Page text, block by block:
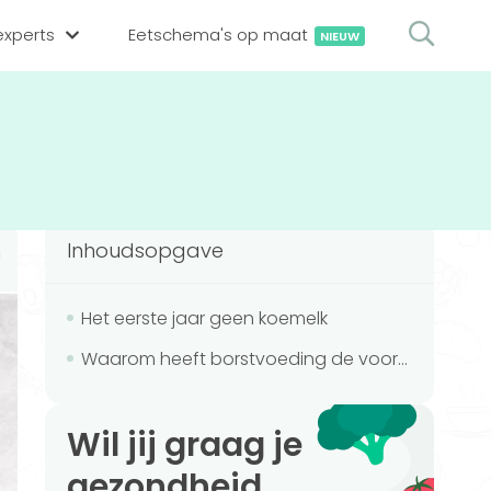
aanmelden
Eetschema's op maat NIEUW
Inhoudsopgave
Het eerste jaar geen koemelk
Waarom heeft borstvoeding de voorkeur?
Wil jij graag je